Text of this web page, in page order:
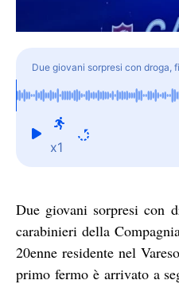
Due giovani sorpresi con droga,
manette
x1
Due giovani sorpresi con
carabinieri della
20enne residente nel
primo fermo è arrivato a